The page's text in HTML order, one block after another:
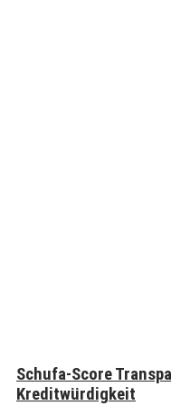
Schufa-Score
Kreditwürdigkeit